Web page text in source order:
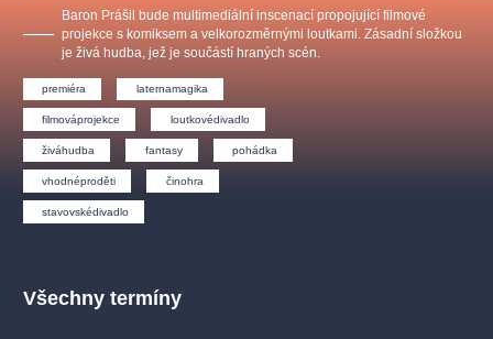
Sport
Baron Prášil bude multimediální inscenací propojující filmové
projekce s komiksem a velkorozměrnými loutkami. Zásadní složkou
je živá hudba, jež je součástí hraných scén.
premiéra laternamagika
filmováprojekce loutkovédivadlo
živáhudba fantasy pohádka
vhodnéproděti činohra
stavovskédivadlo
Všechny termíny
Ostatní hledají
muzikálypraha
Nejnavštěvovanější
muzikálypraha